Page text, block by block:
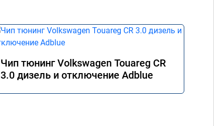
Чип тюнинг Volkswagen Touareg CR
3.0 дизель и отключение Adblue